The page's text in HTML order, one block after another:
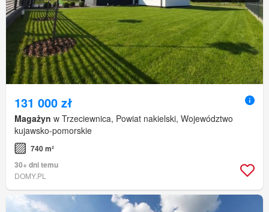
131 000 zł
Magażyn w Trzeciewnica, Powiat nakielski, Województwo
kujawsko-pomorskie
740 m²
30+ dni temu
DOMY.PL